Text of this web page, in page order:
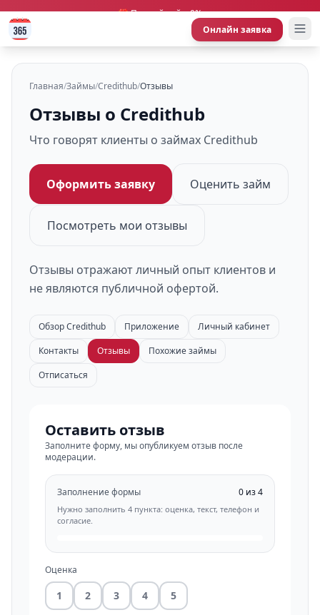
🎁 Первый займ 0%
Онлайн заявка
Главная/Займы/Credithub/Отзывы
Отзывы о Credithub
Что говорят клиенты о займах Credithub
Оформить заявку Оценить займ
Посмотреть мои отзывы
Отзывы отражают личный опыт клиентов и
не являются публичной офертой.
Обзор Credithub Приложение
Личный кабинет
Контакты
Отзывы
Похожие займы
Отписаться
Оставить отзыв
Заполните форму, мы опубликуем отзыв после
модерации.
Заполнение формы 0 из 4
Нужно заполнить 4 пункта: оценка, текст, телефон и
согласие.
Оценка
1 2 3 4 5